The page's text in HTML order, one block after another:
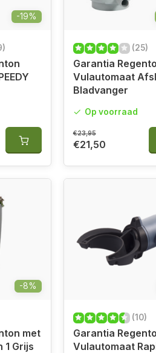
-19%
(25)
Garantia
Vulautomaat
Bladvanger
Op voorraad
€23,95
€21,50
-8%
met
1 Grijs
(10)
Garantia
Vulautomaat